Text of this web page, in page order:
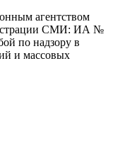
агентством
СМИ: ИА №
по надзору в
и массовых